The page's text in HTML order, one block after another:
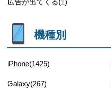
広告が出てくる(1)
機種別
iPhone(1425)
Galaxy(267)